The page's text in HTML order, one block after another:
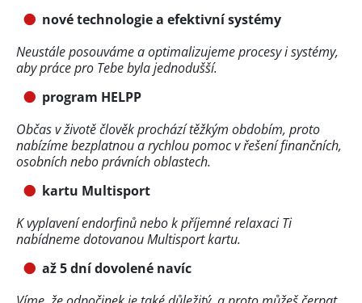
nové technologie a efektivní systémy
Neustále posouváme a optimalizujeme procesy i systémy,
aby práce pro Tebe byla jednodušší.
program HELPP
Občas v životě člověk prochází těžkým obdobím, proto
nabízíme bezplatnou a rychlou pomoc v řešení finančních,
osobních nebo právních oblastech.
kartu Multisport
K vyplavení endorfinů nebo k příjemné relaxaci Ti
nabídneme dotovanou Multisport kartu.
až 5 dní dovolené navíc